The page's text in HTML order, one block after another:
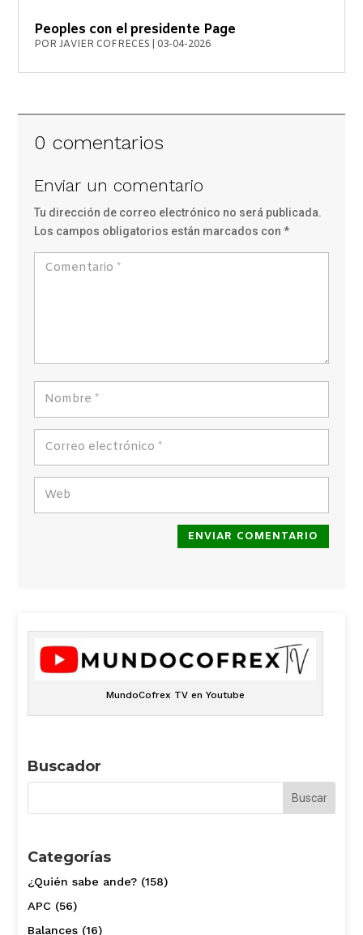
Peoples con el presidente Page
PORJAVIER COFRECES 03-04-2026
0 comentarios
Enviar un comentario
Tu dirección de correo electrónico no será publicada.
Los campos obligatorios están marcados con*
ENVIAR COMENTARIO
MundoCofrex TV en Youtube
Buscador
Categorías
¿Quién sabe ande?(158)
APC(56)
Balances(16)